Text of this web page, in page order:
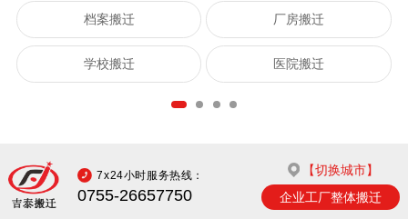
档案搬迁 厂房搬迁
学校搬迁 医院搬迁
7x24小时服务热线：
0755-26657750
【切换城市】
企业工厂整体搬迁